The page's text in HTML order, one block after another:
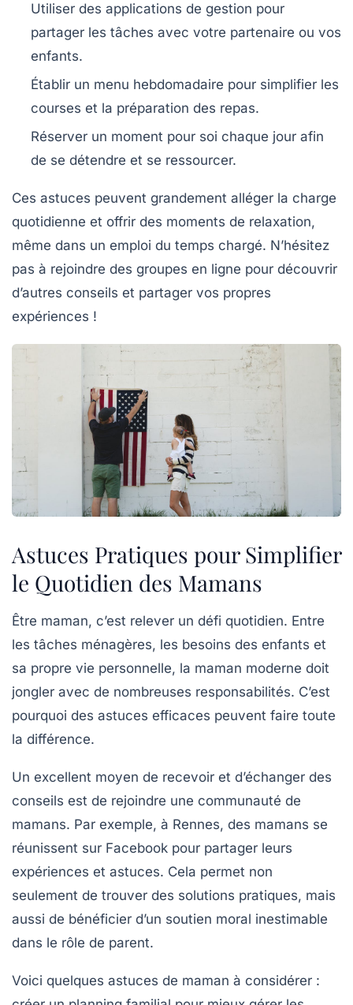
Utiliser des applications de gestion pour
partager les tâches avec votre partenaire ou vos
enfants.
Établir un menu hebdomadaire pour simplifier les
courses et la préparation des repas.
Réserver un moment pour soi chaque jour afin
de se détendre et se ressourcer.
Ces astuces peuvent grandement alléger la charge
quotidienne et offrir des moments de relaxation,
même dans un emploi du temps chargé. N’hésitez
pas à rejoindre des groupes en ligne pour découvrir
d’autres conseils et partager vos propres
expériences !
Astuces Pratiques pour Simplifier
le Quotidien des Mamans
Être maman, c’est relever un défi quotidien. Entre
les tâches ménagères, les besoins des enfants et
sa propre vie personnelle, la maman moderne doit
jongler avec de nombreuses responsabilités. C’est
pourquoi des astuces efficaces peuvent faire toute
la différence.
Un excellent moyen de recevoir et d’échanger des
conseils est de rejoindre une communauté de
mamans. Par exemple, à Rennes, des mamans se
réunissent sur Facebook pour partager leurs
expériences et astuces. Cela permet non
seulement de trouver des solutions pratiques, mais
aussi de bénéficier d’un soutien moral inestimable
dans le rôle de parent.
Voici quelques astuces de maman à considérer :